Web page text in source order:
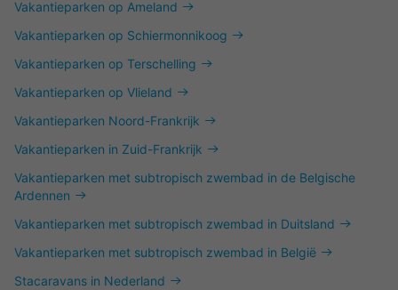
Vakantieparken op Ameland
Vakantieparken op Schiermonnikoog
Vakantieparken op Terschelling
Vakantieparken op Vlieland
Vakantieparken Noord-Frankrijk
Vakantieparken in Zuid-Frankrijk
Vakantieparken met subtropisch zwembad in de Belgische
Ardennen
Vakantieparken met subtropisch zwembad in Duitsland
Vakantieparken met subtropisch zwembad in België
Stacaravans in Nederland